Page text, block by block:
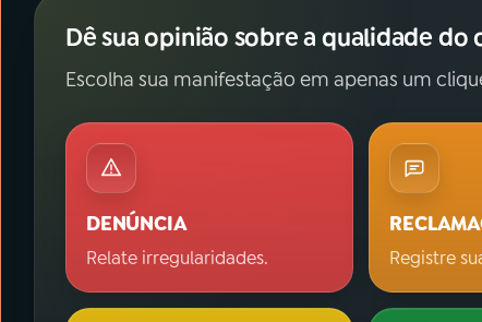
Dê sua opinião sobre a qualidade
Escolha sua manifestação em apenas um
DENÚNCIA
Relate irregularidades. Registre